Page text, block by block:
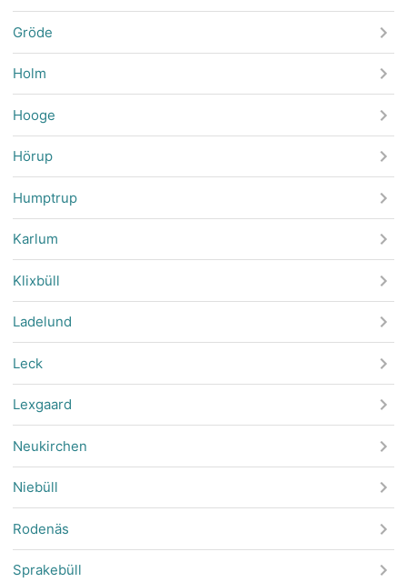
Gröde
Holm
Hooge
Hörup
Humptrup
Karlum
Klixbüll
Ladelund
Leck
Lexgaard
Neukirchen
Niebüll
Rodenäs
Sprakebüll